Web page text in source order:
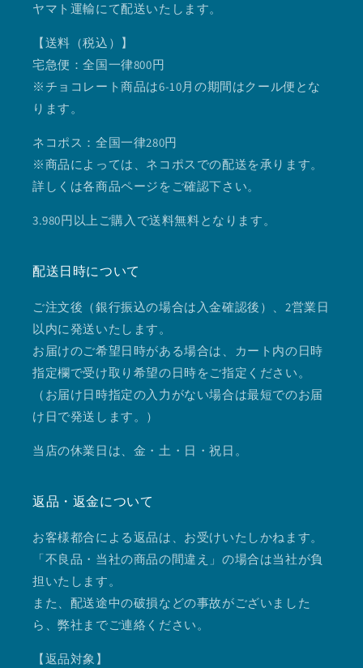
ヤマト運輸にて配送いたします。
【送料（税込）】
宅急便：全国一律800円
※チョコレート商品は6-10月の期間はクール便とな
ります。
ネコポス：全国一律280円
※商品によっては、ネコポスでの配送を承ります。
詳しくは各商品ページをご確認下さい。
3.980円以上ご購入で送料無料となります。
配送日時について
ご注文後（銀行振込の場合は入金確認後）、2営業日
以内に発送いたします。
お届けのご希望日時がある場合は、カート内の日時
指定欄で受け取り希望の日時をご指定ください。
（お届け日時指定の入力がない場合は最短でのお届
け日で発送します。）
当店の休業日は、金・土・日・祝日。
返品・返金について
お客様都合による返品は、お受けいたしかねます。
「不良品・当社の商品の間違え」の場合は当社が負
担いたします。
また、配送途中の破損などの事故がございました
ら、弊社までご連絡ください。
【返品対象】